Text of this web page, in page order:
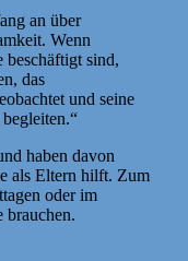
an über
Wenn
beschäftigt sind,
das
und seine
haben davon
als Eltern hilft. Zum
oder im
brauchen.